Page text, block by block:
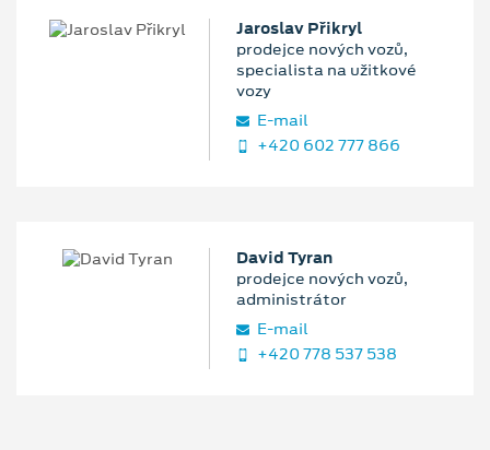
Jaroslav Přikryl
prodejce nových vozů,
specialista na užitkové
vozy
E‑mail
+420 602 777 866
David Tyran
prodejce nových vozů,
administrátor
E‑mail
+420 778 537 538